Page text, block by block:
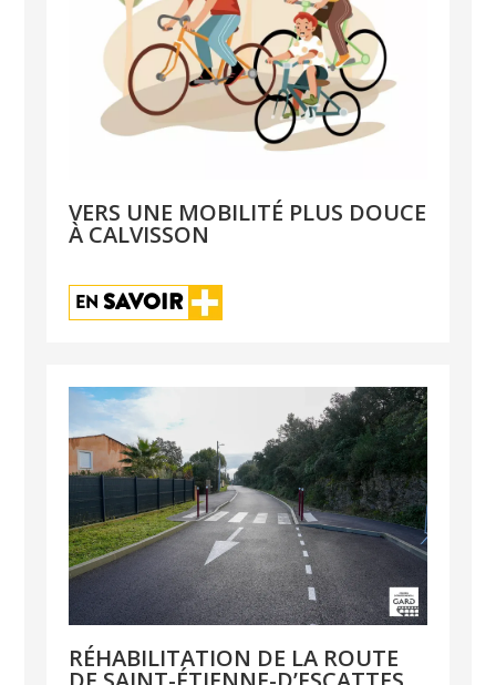
VERS UNE MOBILITÉ PLUS DOUCE
À CALVISSON
EN SAVOIR
RÉHABILITATION DE LA ROUTE